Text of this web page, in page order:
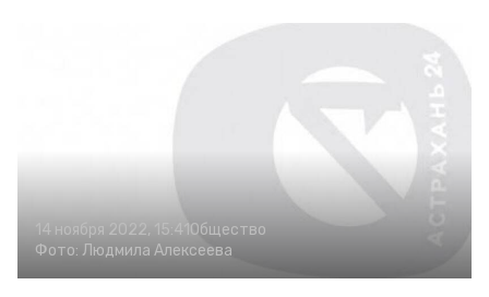
14 ноября 2022, 15:41 Общество
Фото: Людмила Алексеева